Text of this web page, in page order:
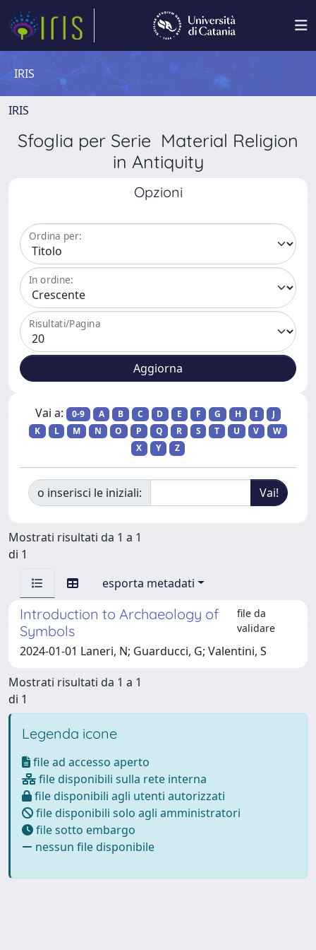
IRIS
IRIS
Sfoglia per Serie Material Religion
in Antiquity
Opzioni
Ordina per:
In ordine:
Risultati/Pagina
Vai a: 0-9 A B C D E F G H I
J
K
L M N O P Q R S T U V
W
X
Y Z
o inserisci le iniziali:
Mostrati risultati da 1 a 1
di 1
esporta metadati
Introduction to Archaeology of
Symbols
file da
validare
2024-01-01 Laneri, N; Guarducci, G; Valentini, S
Mostrati risultati da 1 a 1
di 1
Legenda icone
file ad accesso aperto
file disponibili sulla rete interna
file disponibili agli utenti autorizzati
file disponibili solo agli amministratori
file sotto embargo
nessun file disponibile